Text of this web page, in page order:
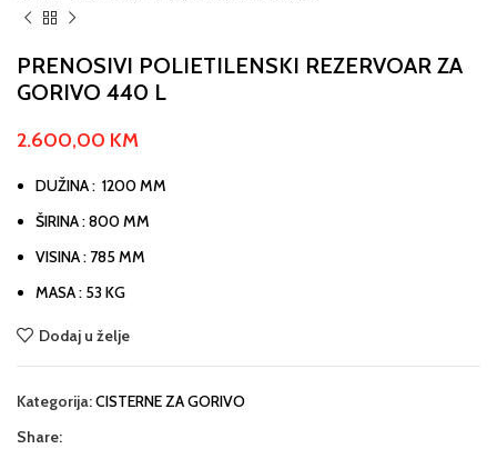
PRENOSIVI POLIETILENSKI REZERVOAR ZA
GORIVO 440 L
2.600,00 KM
DUŽINA : 1200 MM
ŠIRINA : 800 MM
VISINA : 785 MM
MASA : 53 KG
Dodaj u želje
Kategorija:CISTERNE ZA GORIVO
Share: